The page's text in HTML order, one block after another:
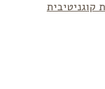
קוגניטיבית